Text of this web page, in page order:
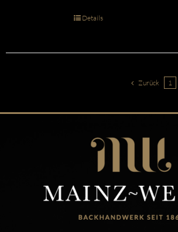
Details
Zurück 1